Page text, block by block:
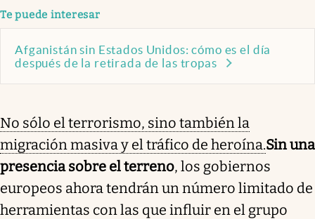
Te puede interesar
Afganistán sin Estados Unidos: cómo es el día
después de la retirada de las tropas
No sólo el terrorismo, sino también la
migración masiva y el tráfico de heroína.Sin una
presencia sobre el terreno, los gobiernos
europeos ahora tendrán un número limitado de
herramientas con las que influir en el grupo